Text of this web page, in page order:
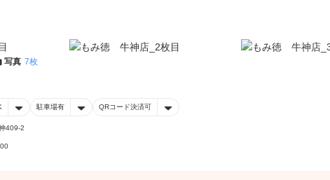
写真 7枚
駐車場有 QRコード決済可
409-2